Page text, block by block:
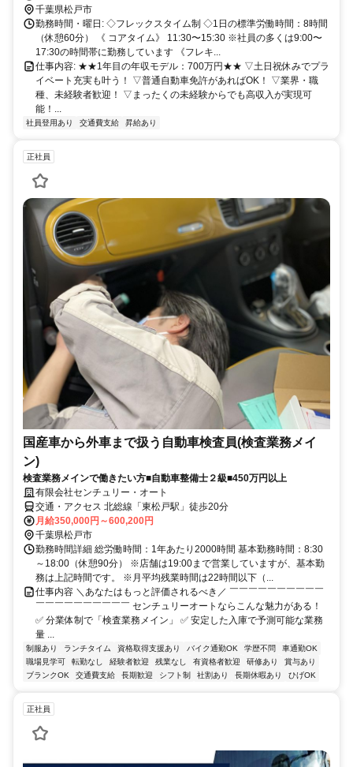
千葉県松戸市
勤務時間・曜日: ◇フレックスタイム制 ◇1日の標準労働時間：8時間
（休憩60分） 《 コアタイム》 11:30〜15:30 ※社員の多くは9:00〜
17:30の時間帯に勤務しています 《フレキ...
仕事内容: ★★1年目の年収モデル：700万円★★ ▽土日祝休みでプラ
イベート充実も叶う！ ▽普通自動車免許があればOK！ ▽業界・職
種、未経験者歓迎！ ▽まったくの未経験からでも高収入が実現可
能！...
社員登用あり 交通費支給 昇給あり
正社員
国産車から外車まで扱う自動車検査員(検査業務メイ
ン)
検査業務メインで働きたい方■自動車整備士２級■450万円以上
有限会社センチュリー・オート
交通・アクセス 北総線「東松戸駅」徒歩20分
月給350,000円～600,200円
千葉県松戸市
勤務時間詳細 総労働時間：1年あたり2000時間 基本勤務時間：8:30
～18:00（休憩90分） ※店舗は19:00まで営業していますが、基本勤
務は上記時間です。 ※月平均残業時間は22時間以下（...
仕事内容 ＼あなたはもっと評価されるべき／ ￣￣￣￣￣￣￣￣￣￣
￣￣￣￣￣￣￣￣￣￣ センチュリーオートならこんな魅力がある！
✅ 分業体制で「検査業務メイン」 ✅ 安定した入庫で予測可能な業務
量 ...
制服あり ランチタイム 資格取得支援あり バイク通勤OK 学歴不問
車通勤OK
職場見学可
転勤なし 経験者歓迎 残業なし 有資格者歓迎 研修あり
賞与あり
ブランクOK
交通費支給 長期歓迎 シフト制 社割あり 長期休暇あり ひげOK
正社員